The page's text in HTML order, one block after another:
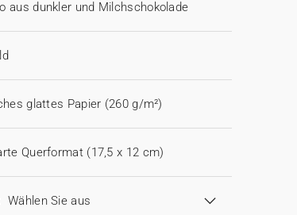
aus dunkler und Milchschokolade
glattes Papier (260 g/m²)
Querformat (17,5 x 12 cm)
Wählen Sie aus